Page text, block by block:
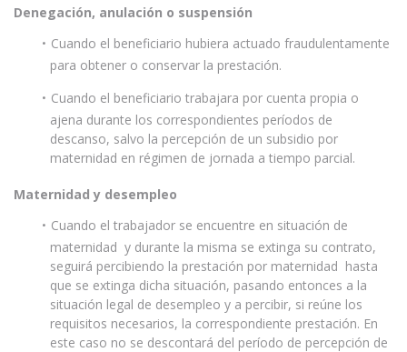
Denegación, anulación o suspensión
Cuando el beneficiario hubiera actuado fraudulentamente
para obtener o conservar la prestación.
Cuando el beneficiario trabajara por cuenta propia o
ajena durante los correspondientes períodos de
descanso, salvo la percepción de un subsidio por
maternidad en régimen de jornada a tiempo parcial.
Maternidad y desempleo
Cuando el trabajador se encuentre en situación de
maternidad y durante la misma se extinga su contrato,
seguirá percibiendo la prestación por maternidad hasta
que se extinga dicha situación, pasando entonces a la
situación legal de desempleo y a percibir, si reúne los
requisitos necesarios, la correspondiente prestación. En
este caso no se descontará del período de percepción de